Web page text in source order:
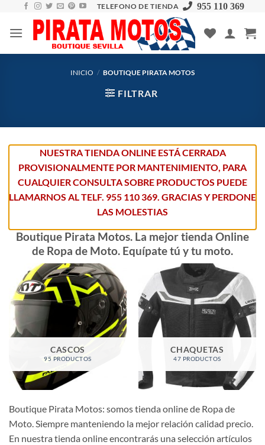
content
TELEFONO DE TIENDA 955 110 369
INICIO / BOUTIQUE PIRATA MOTOS
FILTRAR
NUESTRA TIENDA ONLINE ESTÁ CERRADA
PROVISIONALMENTE POR MANTENIMIENTO, PARA
CUALQUIER CONSULTA SOBRE PRODUCTOS PUEDE
LLAMARNOS AL TELF. 955 110 369. GRACIAS Y PERDONE
LAS MOLESTIAS
Boutique Pirata Motos. La mejor tienda Online
de Ropa de Moto. Equípate tú y tu moto.
CASCOS
95 PRODUCTOS
CHAQUETAS
47 PRODUCTOS
Boutique Pirata Motos: somos tienda online de Ropa de
Moto. Siempre manteniendo la mejor relación calidad precio.
En nuestra tienda online encontrarás una selección artículos